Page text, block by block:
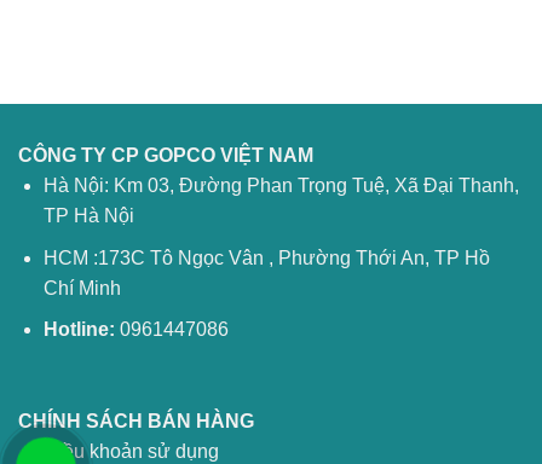
CÔNG TY CP GOPCO VIỆT NAM
Hà Nội: Km 03, Đường Phan Trọng Tuệ, Xã Đại Thanh,
TP Hà Nội
HCM :173C Tô Ngọc Vân , Phường Thới An, TP Hồ
Chí Minh
Hotline: 0961447086
CHÍNH SÁCH BÁN HÀNG
Điều khoản sử dụng